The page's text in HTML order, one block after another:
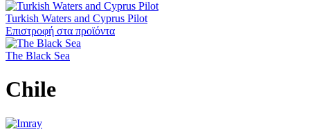
Turkish Waters and Cyprus Pilot
Επιστροφή στα προϊόντα
The Black Sea
Chile